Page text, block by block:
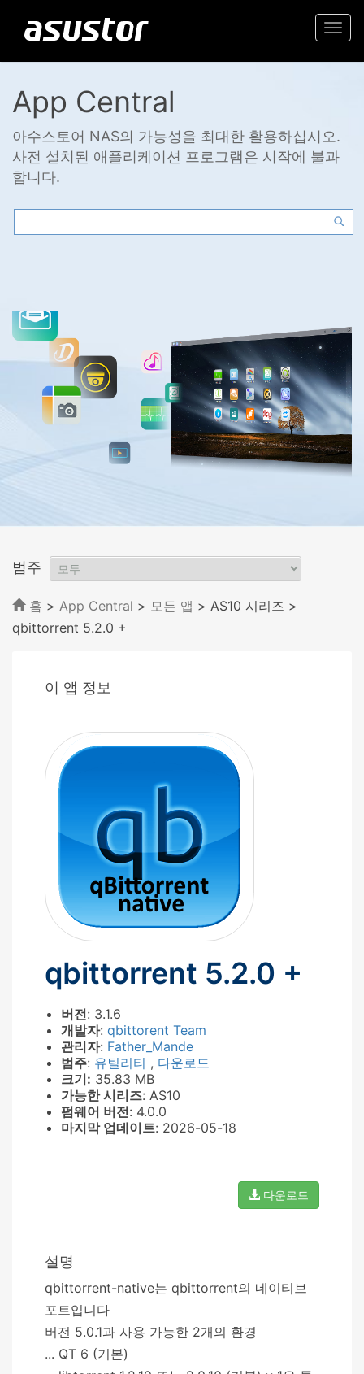
App Central
아수스토어 NAS의 가능성을 최대한 활용하십시오.
사전 설치된 애플리케이션 프로그램은 시작에 불과
합니다.
범주
홈 > App Central > 모든 앱 > AS10 시리즈 >
qbittorrent 5.2.0 +
이 앱 정보
qbittorrent 5.2.0 +
버전: 3.1.6
개발자: qbittorent Team
관리자: Father_Mande
범주: 유틸리티 , 다운로드
크기: 35.83 MB
가능한 시리즈: AS10
펌웨어 버전: 4.0.0
마지막 업데이트: 2026-05-18
다운로드
설명
qbittorrent-native는 qbittorrent의 네이티브
포트입니다
버전 5.0.1과 사용 가능한 2개의 환경
... QT 6 (기본)